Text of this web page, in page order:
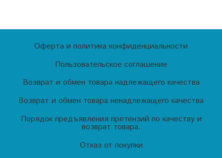
Оферта и политика конфиденциальности
Пользовательское соглашение
Возврат и обмен товара надлежащего качества
Возврат и обмен товара ненадлежащего качества
Порядок предъявления претензий по качеству и
возврат товара.
Отказ от покупки